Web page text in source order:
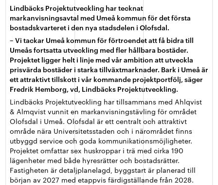
Lindbäcks Projektutveckling har tecknat
markanvisningsavtal med Umeå kommun för det första
bostadskvarteret i den nya stadsdelen i Olofsdal.
– Vi tackar Umeå kommun för förtroendet att få bidra till
Umeås fortsatta utveckling med fler hållbara bostäder.
Projektet ligger helt i linje med vår ambition att utveckla
prisvärda bostäder i starka tillväxtmarknader. Bark i Umeå är
ett attraktivt tillskott i vår kommande projektportfölj, säger
Fredrik Hemborg, vd, Lindbäcks Projektutveckling.
Lindbäcks Projektutveckling har tillsammans med Ahlqvist
& Almqvist vunnit en markanvisningstävling för området
Olofsdal i Umeå. Olofsdal är ett centralt och attraktivt
område nära Universitetsstaden och i närområdet finns
utbyggd service och goda kommunikationsmöjligheter.
Projektet omfattar sex huskroppar i trä med cirka 190
lägenheter med både hyresrätter och bostadsrätter.
Fastigheten är detaljplanelagd, byggstart är planerad till
början av 2027 med etappvis färdigställande från 2028.